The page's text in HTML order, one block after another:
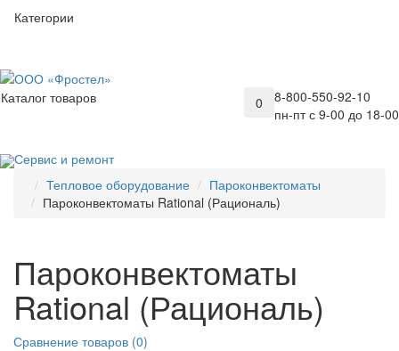
Категории
8-800-550-92-10
пн-пт с 9-00 до 18-00
0
Каталог товаров
Сервис и ремонт
Тепловое оборудование
Пароконвектоматы
Пароконвектоматы Rational (Рациональ)
Пароконвектоматы
Rational (Рациональ)
Сравнение товаров (0)